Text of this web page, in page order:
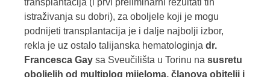
istraživanja su dobri), za oboljele koji je mogu
podnijeti transplantacija je i dalje najbolji izbor,
rekla je uz ostalo talijanska hematologinja dr.
Francesca Gay sa Sveučilišta u Torinu na susretu
oboljelih od multiplog mijeloma, članova obitelji i